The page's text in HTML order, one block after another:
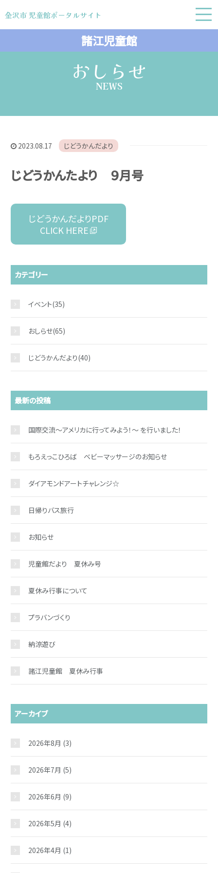
金沢市 児童館ポータルサイト
金沢市 児童館ポータルサイト
お問い合わせ
おしらせ
NEWS
2023.08.17 じどうかんだより
じどうかんたより ９月号
じどうかんだよりPDF
CLICK HERE
カテゴリー
イベント(35)
おしらせ(65)
じどうかんだより(40)
最新の投稿
国際交流～アメリカに行ってみよう！～ を行いました！
もろえっこひろば ベビーマッサージのお知らせ
ダイアモンドアートチャレンジ☆
日帰りバス旅行
お知らせ
児童館だより 夏休み号
夏休み行事について
プラバンづくり
納涼遊び
諸江児童館 夏休み行事
アーカイブ
2026年8月 (3)
2026年7月 (5)
2026年6月 (9)
2026年5月 (4)
2026年4月 (1)
諸江児童館